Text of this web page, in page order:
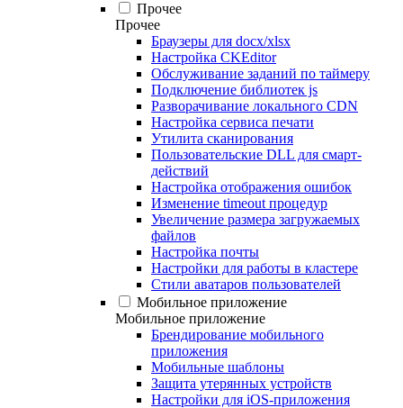
Прочее
Прочее
Браузеры для docx/xlsx
Настройка CKEditor
Обслуживание заданий по таймеру
Подключение библиотек js
Разворачивание локального CDN
Настройка сервиса печати
Утилита сканирования
Пользовательские DLL для смарт-
действий
Настройка отображения ошибок
Изменение timeout процедур
Увеличение размера загружаемых
файлов
Настройка почты
Настройки для работы в кластере
Стили аватаров пользователей
Мобильное приложение
Мобильное приложение
Брендирование мобильного
приложения
Мобильные шаблоны
Защита утерянных устройств
Настройки для iOS-приложения